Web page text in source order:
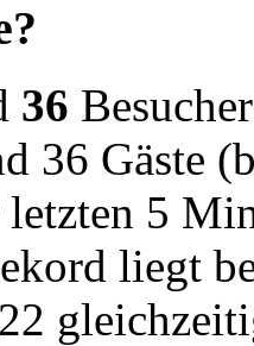
36
36 Gäste
letzten 5
liegt